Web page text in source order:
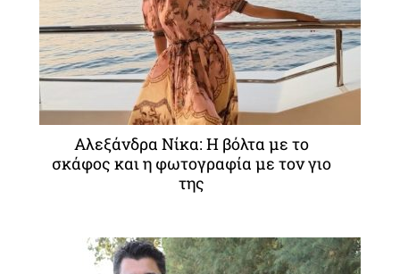
Αλεξάνδρα Νίκα: Η βόλτα με το
σκάφος και η φωτογραφία με τον γιο
της